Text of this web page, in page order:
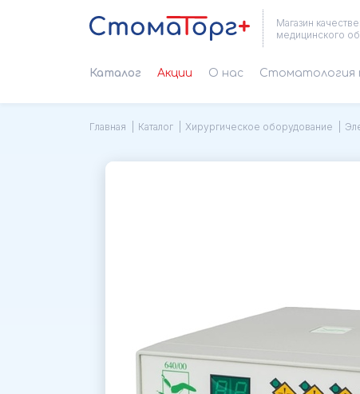
Магазин
медицинского
Каталог Акции О нас Cтоматология
Главная Каталог Хирургическое оборудование